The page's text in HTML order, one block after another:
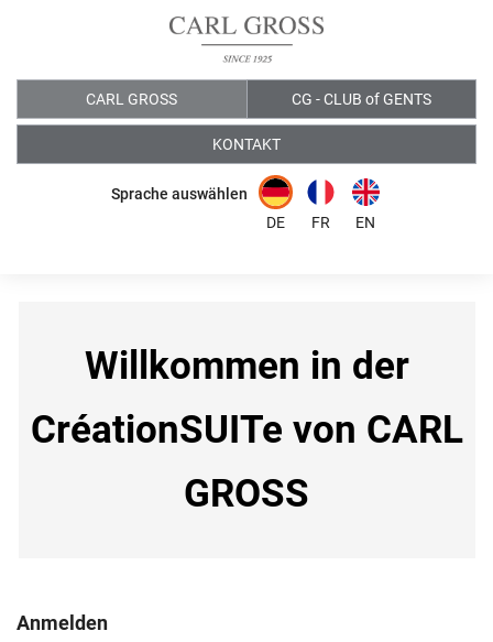
ALLE PRODUKTE
SALE
BRAND & SUSTAINABILITY
CARL GROSS CG - CLUB of GENTS
KONTAKT
Sprache auswählen
DE
FR EN
Willkommen in der
CréationSUITe von CARL
GROSS
Anmelden